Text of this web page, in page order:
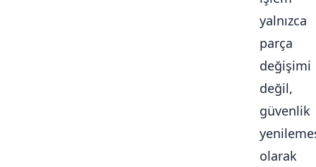
yalnızca
parça
değişimi
değil,
güvenlik
olarak